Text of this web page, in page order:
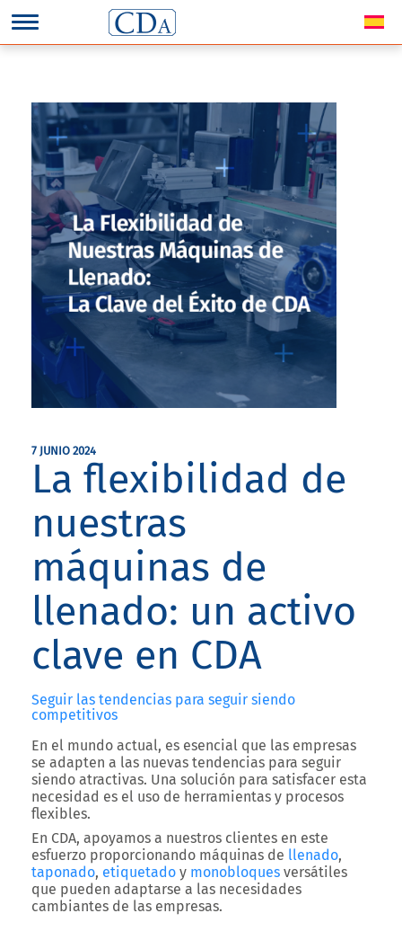
7 JUNIO 2024
La flexibilidad de
nuestras
máquinas de
llenado: un activo
clave en CDA
Seguir las tendencias para seguir siendo
competitivos
En el mundo actual, es esencial que las empresas
se adapten a las nuevas tendencias para seguir
siendo atractivas. Una solución para satisfacer esta
necesidad es el uso de herramientas y procesos
flexibles.
En CDA, apoyamos a nuestros clientes en este
esfuerzo proporcionando máquinas de llenado,
taponado, etiquetado y monobloques versátiles
que pueden adaptarse a las necesidades
cambiantes de las empresas.